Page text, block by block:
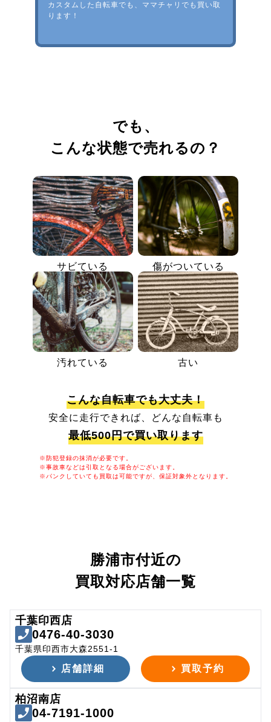
カスタムした自転車でも、ママチャリでも買い取
ります！
でも、
こんな状態で売れるの？
サビている 傷がついている
汚れている 古い
こんな自転車でも大丈夫！
安全に走行できれば、どんな自転車も
最低500円で買い取ります
※防犯登録の抹消が必要です。
※事故車などは引取となる場合がございます。
※パンクしていても買取は可能ですが、保証対象外となります。
勝浦市付近の
買取対応店舗一覧
千葉印西店
0476-40-3030
千葉県印西市大森2551-1
店舗詳細 買取予約
柏沼南店
04-7191-1000